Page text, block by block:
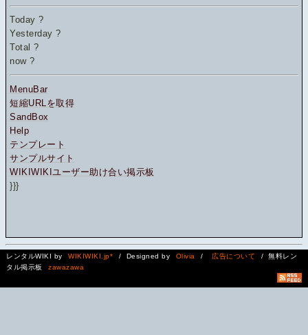
Today?
Yesterday?
Total?
now?
MenuBar
短縮URLを取得
SandBox
Help
テンプレート
サンプルサイト
WIKIWIKIユーザー助け合い掲示板
}}}
レンタルWIKI by WIKIWIKI.jp* / Designed by Olivia / 広告について
/ 無料レン
タル掲示板
zawazawa